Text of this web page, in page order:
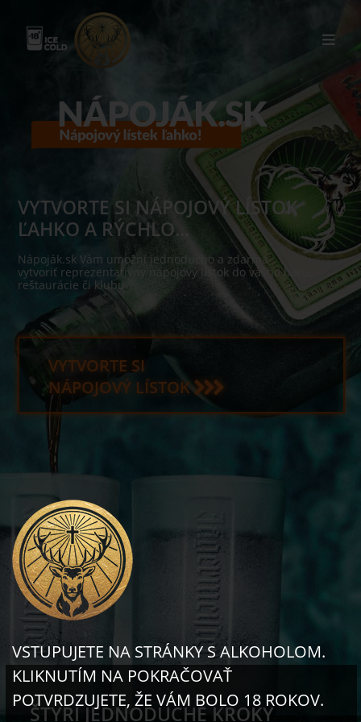
VSTUPUJETE NA STRÁNKY S ALKOHOLOM.
KLIKNUTÍM NA POKRAČOVAŤ
POTVRDZUJETE, ŽE VÁM BOLO 18 ROKOV.
VYTVORTE SI NÁPOJOVÝ LÍSTOK
ĽAHKO A RÝCHLO...
Nápoják.sk Vám umožní jednoducho a zdarma
vytvoriť reprezentatívny nápojový lístok do vášho baru,
reštaurácie či klubu.
VYTVORTE SI
NÁPOJOVÝ LÍSTOK
ŠTYRI JEDNODUCHÉ KROKY